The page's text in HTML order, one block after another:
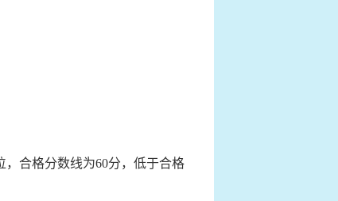
，合格分数线为60分，低于合格